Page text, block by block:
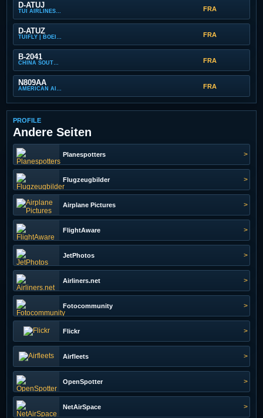
D-ATUJ
TUI AIRLINES | BOEING 737-800 FRA
D-ATUZ
TUIFLY | BOEING 737-800 FRA
B-2041
CHINA SOUTHERN CARGO | BOEING 777-F FRA
N809AA
AMERICAN AIRLINES | BOEING 787-8 DREAMLINER FRA
PROFILE
Andere Seiten
Planespotters >
Flugzeugbilder >
Airplane Pictures >
FlightAware >
JetPhotos >
Airliners.net >
Fotocommunity >
Flickr >
Airfleets >
OpenSpotter >
NetAirSpace >